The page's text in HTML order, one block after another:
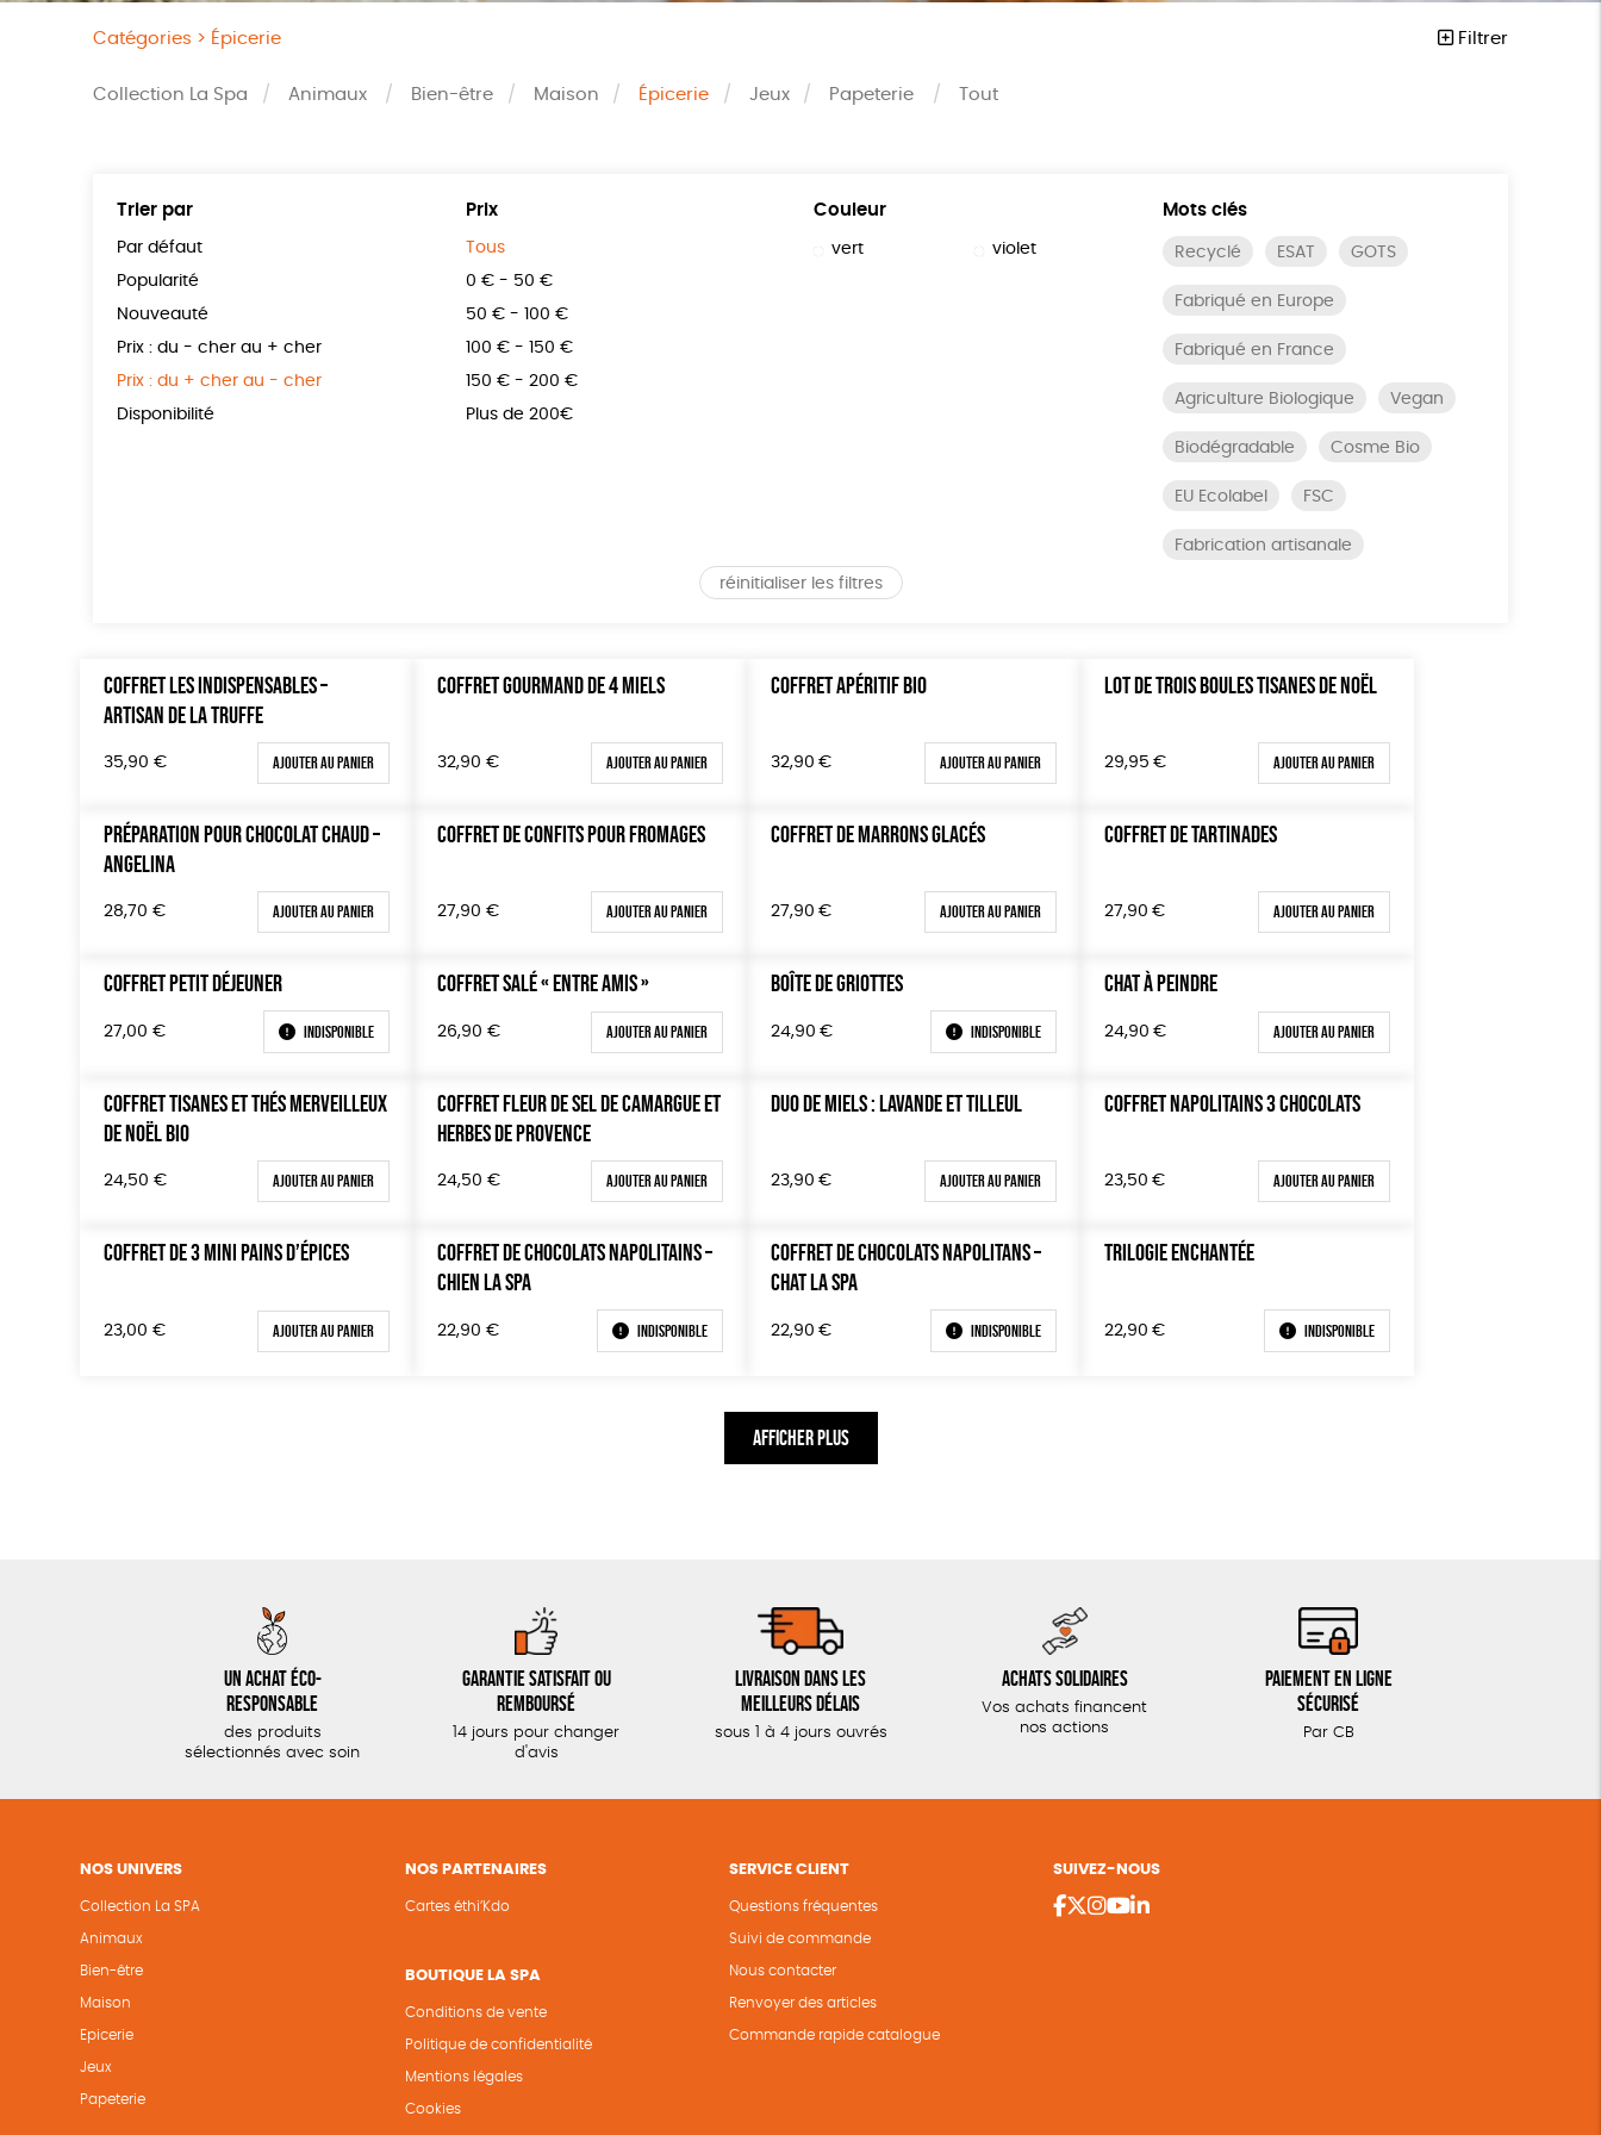
Catégories > Épicerie Filtrer
Collection La Spa Animaux Bien-être Maison Épicerie Jeux Papeterie Tout
Trier par
Par défaut
Popularité
Nouveauté
Prix : du - cher au + cher
Prix : du + cher au - cher
Disponibilité
Prix
Tous
0 € - 50 €
50 € - 100 €
100 € - 150 €
150 € - 200 €
Plus de 200€
Couleur
vert violet
Mots clés
Recyclé ESAT GOTS
Fabriqué en Europe
Fabriqué en France
Agriculture Biologique Vegan
Biodégradable Cosme Bio
EU Ecolabel FSC
Fabrication artisanale
réinitialiser les filtres
COFFRET LES INDISPENSABLES –
ARTISAN DE LA TRUFFE
35,90 € Ajouter au panier
COFFRET GOURMAND DE 4 MIELS
32,90 € Ajouter au panier
COFFRET APÉRITIF BIO
32,90 € Ajouter au panier
LOT DE TROIS BOULES TISANES DE NOËL
29,95 € Ajouter au panier
PRÉPARATION POUR CHOCOLAT CHAUD –
ANGELINA
28,70 € Ajouter au panier
COFFRET DE CONFITS POUR FROMAGES
27,90 € Ajouter au panier
COFFRET DE MARRONS GLACÉS
27,90 € Ajouter au panier
COFFRET DE TARTINADES
27,90 € Ajouter au panier
COFFRET PETIT DÉJEUNER
27,00 € Indisponible
COFFRET SALÉ « ENTRE AMIS »
26,90 € Ajouter au panier
BOÎTE DE GRIOTTES
24,90 € Indisponible
CHAT À PEINDRE
24,90 € Ajouter au panier
COFFRET TISANES ET THÉS MERVEILLEUX
DE NOËL BIO
24,50 € Ajouter au panier
COFFRET FLEUR DE SEL DE CAMARGUE ET
HERBES DE PROVENCE
24,50 € Ajouter au panier
DUO DE MIELS : LAVANDE ET TILLEUL
23,90 € Ajouter au panier
COFFRET NAPOLITAINS 3 CHOCOLATS
23,50 € Ajouter au panier
COFFRET DE 3 MINI PAINS D’ÉPICES
23,00 € Ajouter au panier
COFFRET DE CHOCOLATS NAPOLITAINS –
CHIEN LA SPA
22,90 € Indisponible
COFFRET DE CHOCOLATS NAPOLITANS –
CHAT LA SPA
22,90 € Indisponible
TRILOGIE ENCHANTÉE
22,90 € Indisponible
AFFICHER PLUS
Un achat éco-
responsable
des produits
sélectionnés avec soin
Garantie satisfait ou
remboursé
14 jours pour changer
d'avis
Livraison dans les
meilleurs délais
sous 1 à 4 jours ouvrés
Achats solidaires
Vos achats financent
nos actions
Paiement en ligne
sécurisé
Par CB
NOS UNIVERS
Collection La SPA
Animaux
Bien-être
Maison
Epicerie
Jeux
Papeterie
NOS PARTENAIRES
Cartes éthi’Kdo
BOUTIQUE LA SPA
Conditions de vente
Politique de confidentialité
Mentions légales
Cookies
SERVICE CLIENT
Questions fréquentes
Suivi de commande
Nous contacter
Renvoyer des articles
Commande rapide catalogue
SUIVEZ-NOUS